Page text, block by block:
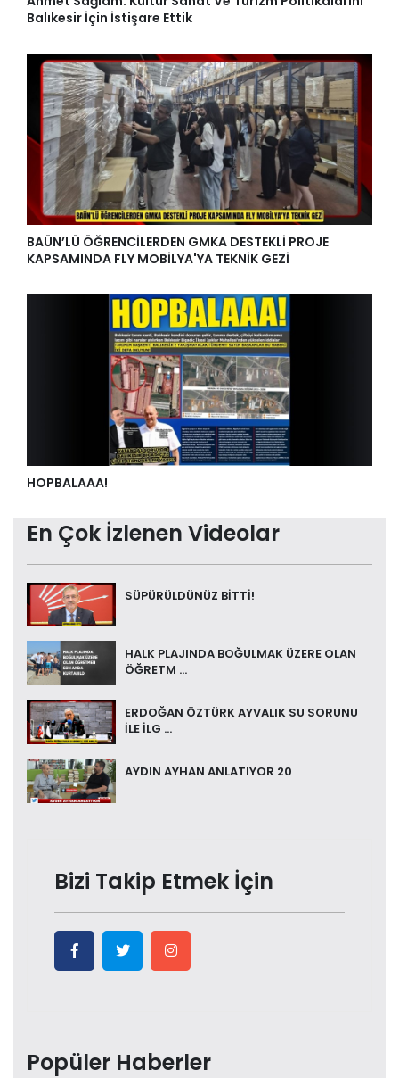
Balıkesir İçin İstişare Ettik
BAÜN’LÜ ÖĞRENCİLERDEN GMKA DESTEKLİ PROJE
KAPSAMINDA FLY MOBİLYA'YA TEKNİK GEZİ
HOPBALAAA!
En Çok İzlenen Videolar
SÜPÜRÜLDÜNÜZ BİTTİ!
HALK PLAJINDA BOĞULMAK ÜZERE OLAN
ÖĞRETM ...
ERDOĞAN ÖZTÜRK AYVALIK SU SORUNU
İLE İLG ...
AYDIN AYHAN ANLATIYOR 20
Bizi Takip Etmek İçin
Popüler Haberler